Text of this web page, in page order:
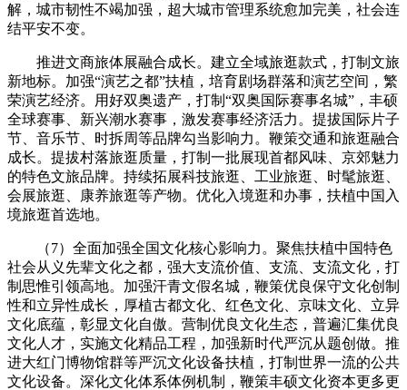
解，城市韧性不竭加强，超大城市管理系统愈加完美，社会连
结平安不变。
推进文商旅体展融合成长。建立全域旅逛款式，打制文旅
新地标。加强“演艺之都”扶植，培育剧场群落和演艺空间，繁
荣演艺经济。用好双奥遗产，打制“双奥国际赛事名城”，丰硕
全球赛事、新兴潮水赛事，激发赛事经济活力。提拔国际片子
节、音乐节、时拆周等品牌勾当影响力。鞭策交通和旅逛融合
成长。提拔村落旅逛质量，打制一批展现首都风味、京郊魅力
的特色文旅品牌。持续拓展科技旅逛、工业旅逛、时髦旅逛、
会展旅逛、康养旅逛等产物。优化入境逛和办事，扶植中国入
境旅逛首选地。
（7）全面加强全国文化核心影响力。聚焦扶植中国特色
社会从义先辈文化之都，强大支流价值、支流、支流文化，打
制思惟引领高地。加强汗青文假名城，鞭策优良保守文化创制
性和立异性成长，厚植古都文化、红色文化、京味文化、立异
文化底蕴，彰显文化自傲。营制优良文化生态，普遍汇集优良
文化人才，实施文化精品工程，加强新时代严沉从题创做。推
进大红门博物馆群等严沉文化设备扶植，打制世界一流的公共
文化设备。深化文化体系体例机制，鞭策丰硕文化资本更多更